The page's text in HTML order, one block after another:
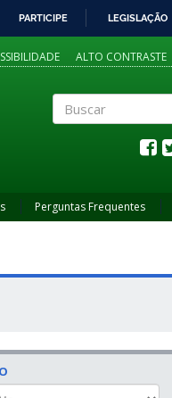
PARTICIPE LEGISLAÇÃO
ALTO CONTRASTE
Perguntas Frequentes